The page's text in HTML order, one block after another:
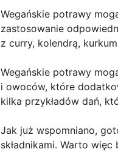
Wegańskie potrawy
zastosowanie
z curry, kolendrą,
Wegańskie potrawy
i owoców, które
kilka przykładów dań,
Jak już wspomniano,
składnikami. Warto